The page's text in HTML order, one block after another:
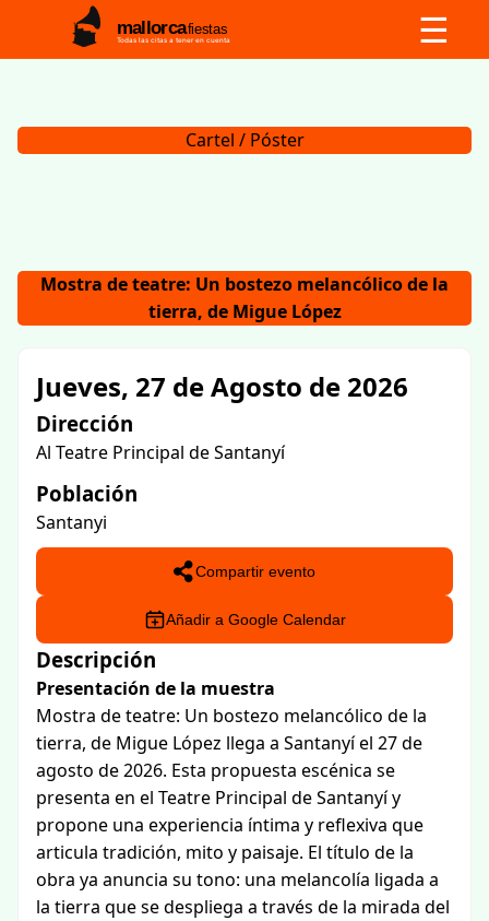
mallorcafiestas
Todas las citas a tener en cuenta ☰
Cartel / Póster
Mostra de teatre: Un bostezo melancólico de la
tierra, de Migue López
Jueves, 27 de Agosto de 2026
Dirección
Al Teatre Principal de Santanyí
Población
Santanyi
Compartir evento
Añadir a Google Calendar
Descripción
Presentación de la muestra
Mostra de teatre: Un bostezo melancólico de la
tierra, de Migue López llega a Santanyí el 27 de
agosto de 2026. Esta propuesta escénica se
presenta en el Teatre Principal de Santanyí y
propone una experiencia íntima y reflexiva que
articula tradición, mito y paisaje. El título de la
obra ya anuncia su tono: una melancolía ligada a
la tierra que se despliega a través de la mirada del